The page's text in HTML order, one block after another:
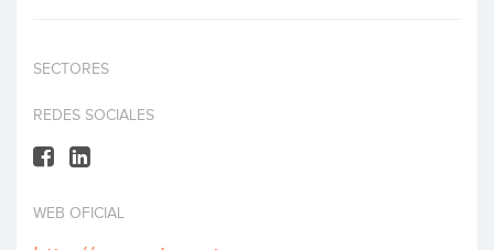
Invertir
SECTORES
REDES SOCIALES
WEB OFICIAL